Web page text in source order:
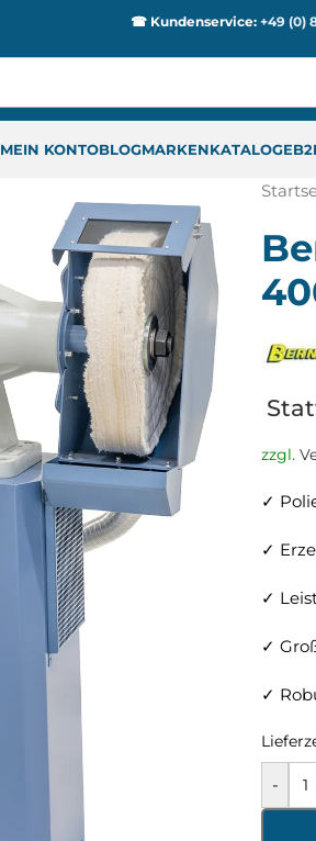
☎ Kundenservice: +49 (0)
MEIN KONTOBLOGMARKENKATALOGE
zzgl.
✓
✓
✓
✓
✓
-